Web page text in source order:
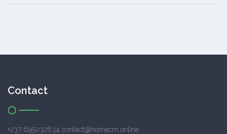
Contact
+237 695032634 contact@homecm.online